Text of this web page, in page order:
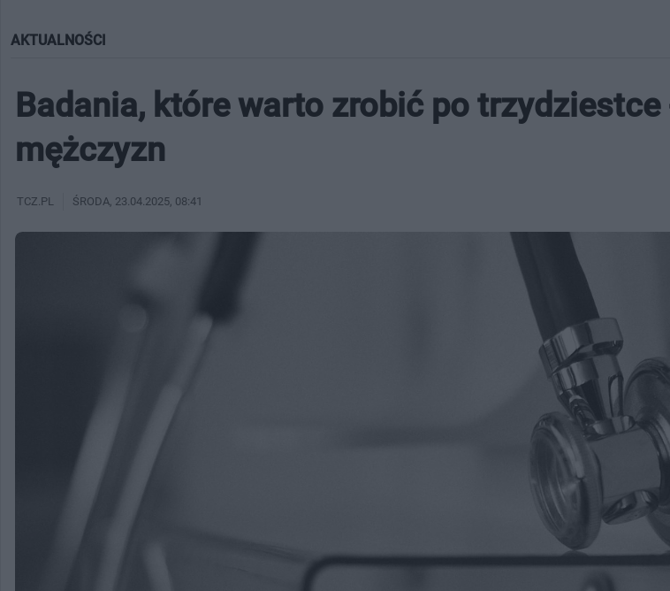
AKTUALNOŚCI
Badania, które warto zrobić po
mężczyzn
TCZ.PL ŚRODA, 23.04.2025, 08:41